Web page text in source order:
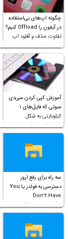
چگونه اپ‌های بی‌استفاده
در آیفون را Offload کنیم؟
تفاوت حذف و آفلود اپ
چیست؟
آموزش کپی کردن سی‌دی
صوتی که فایل‌های ۱
کیلوبایتی به شکل
شورت‌کات در آن موجود
است!
سه راه برای رفع ارور
دسترسی به فولدر یا You
Don’t Have
Permission to
Access this folder